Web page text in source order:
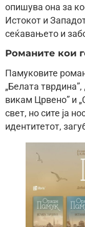
опишува она за
Истокот и
сеќавањето и
Романите кои
Памуковите
„Белата
викам Црвено” и
свет, но сите ја
идентитетот,